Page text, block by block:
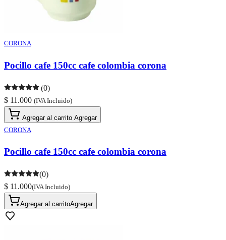
CORONA
Pocillo cafe 150cc cafe colombia corona
(0)
$ 11.000 (IVA Incluido)
Agregar al carrito Agregar
CORONA
Pocillo cafe 150cc cafe colombia corona
(0)
$ 11.000(IVA Incluido)
Agregar al carritoAgregar